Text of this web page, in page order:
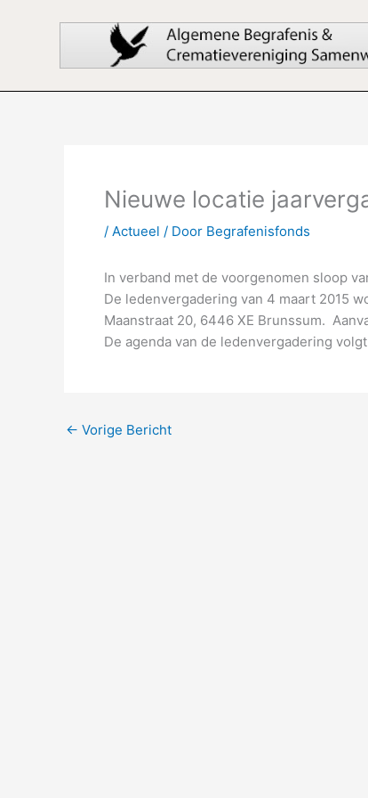
Nieuwe locatie
/ Actueel / Door Begrafenisfonds
In verband met de voorgenomen sloop
De ledenvergadering van 4 maart 2015
Maanstraat 20, 6446 XE Brunssum.
De agenda van de ledenvergadering
← Vorige Bericht